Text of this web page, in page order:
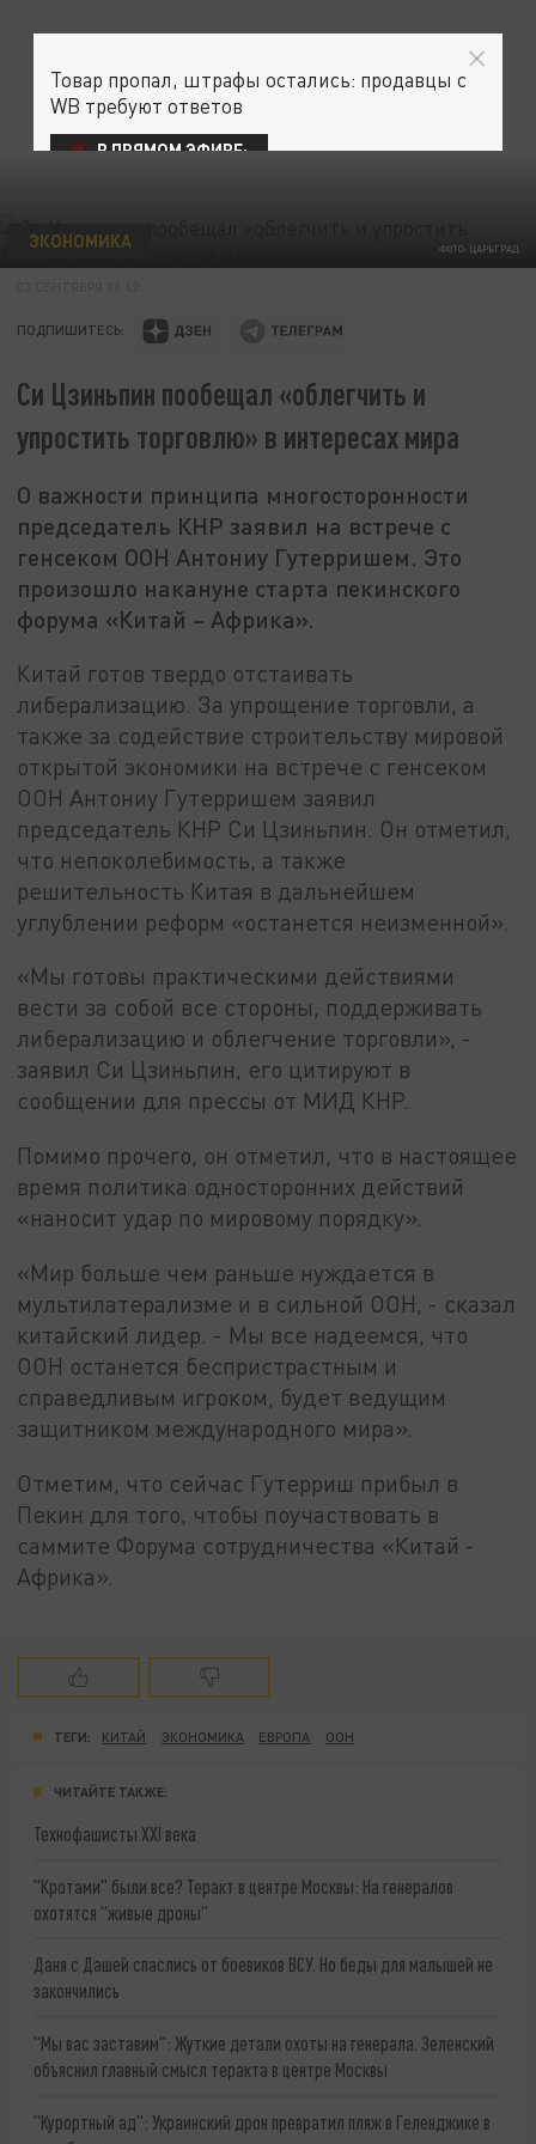
ФОТО: ЦАРЬГРАД
ЭКОНОМИКА
ПОДПИШИТЕСЬ:
Си Цзиньпин пообещал «облегчить и
упростить торговлю» в интересах мира
О важности принципа многосторонности
председатель КНР заявил на встрече с
генсеком ООН Антониу Гутерришем. Это
произошло накануне старта пекинского
форума «Китай – Африка».
Китай готов твердо отстаивать
либерализацию. За упрощение торговли, а
также за содействие строительству мировой
открытой экономики на встрече с генсеком
ООН Антониу Гутерришем заявил
председатель КНР Си Цзиньпин. Он отметил,
что непоколебимость, а также
решительность Китая в дальнейшем
углублении реформ «останется неизменной».
«Мы готовы практическими действиями
вести за собой все стороны, поддерживать
либерализацию и облегчение торговли», -
заявил Си Цзиньпин, его цитируют в
сообщении для прессы от МИД КНР.
Помимо прочего, он отметил, что в настоящее
время политика односторонних действий
«наносит удар по мировому порядку».
«Мир больше чем раньше нуждается в
мультилатерализме и в сильной ООН, - сказал
китайский лидер. - Мы все надеемся, что
ООН останется беспристрастным и
справедливым игроком, будет ведущим
защитником международного мира».
Отметим, что сейчас Гутерриш прибыл в
Пекин для того, чтобы поучаствовать в
саммите Форума сотрудничества «Китай -
Африка».
ТЕГИ: КИТАЙ ЭКОНОМИКА ЕВРОПА ООН
ЧИТАЙТЕ ТАКЖЕ:
Технофашисты XXI века
"Кротами" были все? Теракт в центре Москвы: На генералов
охотятся "живые дроны"
Даня с Дашей спаслись от боевиков ВСУ. Но беды для малышей не
закончились
"Мы вас заставим": Жуткие детали охоты на генерала. Зеленский
объяснил главный смысл теракта в центре Москвы
"Курортный ад": Украинский дрон превратил пляж в Геленджике в
Товар пропал, штрафы остались: продавцы с
WB требуют ответов
В ПРЯМОМ ЭФИРЕ: